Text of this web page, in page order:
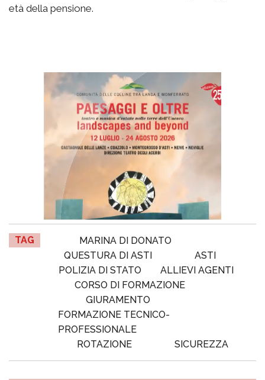
età della pensione.
TAG
MARINA DI DONATO
QUESTURA DI ASTI
ASTI
POLIZIA DI STATO
ALLIEVI AGENTI
CORSO DI FORMAZIONE
GIURAMENTO
FORMAZIONE TECNICO-
PROFESSIONALE
ROTAZIONE
SICUREZZA